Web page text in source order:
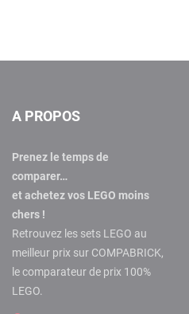
A PROPOS
Prenez le temps de
comparer…
et achetez vos LEGO moins
chers !
Retrouvez les sets LEGO au
meilleur prix sur COMPABRICK,
le comparateur de prix 100%
LEGO.